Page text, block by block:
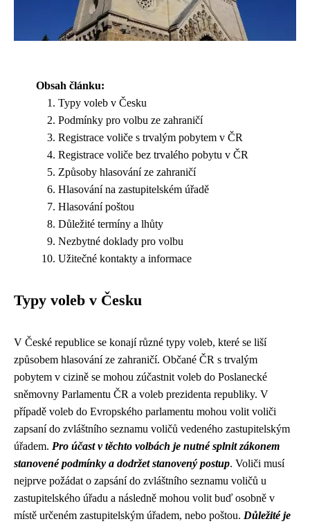
Obsah článku:
Typy voleb v Česku
Podmínky pro volbu ze zahraničí
Registrace voliče s trvalým pobytem v ČR
Registrace voliče bez trvalého pobytu v ČR
Způsoby hlasování ze zahraničí
Hlasování na zastupitelském úřadě
Hlasování poštou
Důležité termíny a lhůty
Nezbytné doklady pro volbu
Užitečné kontakty a informace
Typy voleb v Česku
V České republice se konají různé typy voleb, které se liší
způsobem hlasování ze zahraničí. Občané ČR s trvalým
pobytem v cizině se mohou zúčastnit voleb do Poslanecké
sněmovny Parlamentu ČR a voleb prezidenta republiky. V
případě voleb do Evropského parlamentu mohou volit voliči
zapsaní do zvláštního seznamu voličů vedeného zastupitelským
úřadem. Pro účast v těchto volbách je nutné splnit zákonem
stanovené podmínky a dodržet stanovený postup. Voliči musí
nejprve požádat o zapsání do zvláštního seznamu voličů u
zastupitelského úřadu a následně mohou volit buď osobně v
místě určeném zastupitelským úřadem, nebo poštou. Důležité je